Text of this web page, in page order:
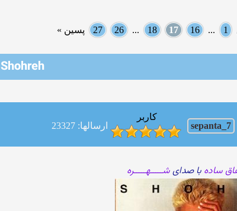
1
...
16
17
18
...
26
27 پسین »
Shohreh | شهره
sepanta_7
کاربر
ارسالها: 23327
ساده با صدایشـــــهـــــره